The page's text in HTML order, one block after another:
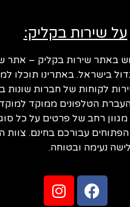
על שירות בקליק:
באתר שירות בקליק – אתר
בישראל. באתרינו תוכלו
לקוחות של חברות שונות
הטלפונים ממוקד
רחב של פרטים על כל
הפתוחים עבורכם בחינם. צוות
נעימה ובטוחה.